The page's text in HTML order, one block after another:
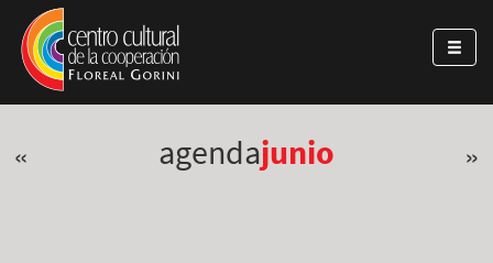
Pasar al contenido principal
Jump to main content
« agendajunio »